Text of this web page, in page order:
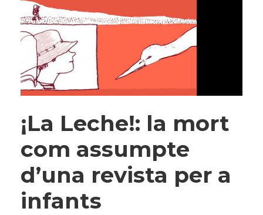
¡La Leche!: la mort
com assumpte
d’una revista per a
infants